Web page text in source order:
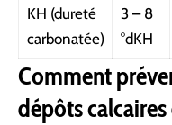
KH (dureté
carbonatée)
3 – 8
°dKH
Comment
dépôts